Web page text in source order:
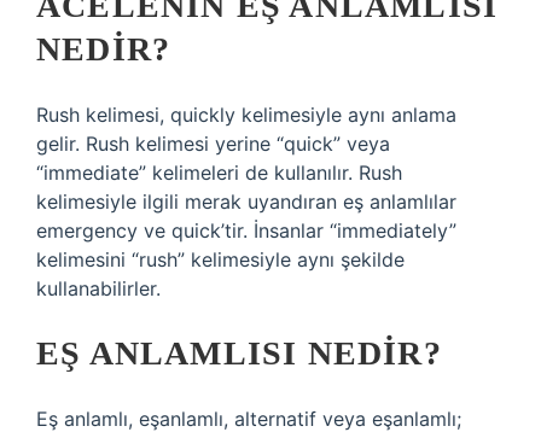
NEDIR?
Rush kelimesi, quickly kelimesiyle aynı anlama
gelir. Rush kelimesi yerine “quick” veya
“immediate” kelimeleri de kullanılır. Rush
kelimesiyle ilgili merak uyandıran eş anlamlılar
emergency ve quick’tir. İnsanlar “immediately”
kelimesini “rush” kelimesiyle aynı şekilde
kullanabilirler.
EŞ ANLAMLISI NEDIR?
Eş anlamlı, eşanlamlı, alternatif veya eşanlamlı;